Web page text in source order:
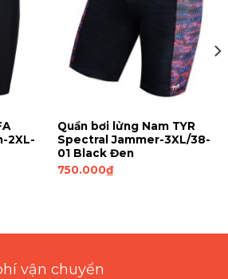
2XL-
Quần bơi lửng Nam TYR
Spectral Jammer-3XL/38-
01 Black Đen
750.000₫
vận chuyển